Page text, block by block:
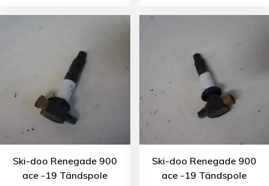
Ski-doo Renegade 900
ace -19 Tändspole
Ski-doo Renegade 900
ace -19 Tändspole